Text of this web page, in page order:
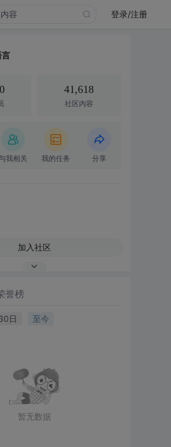
登录/注册
言
41,618
社区内容
我相关 我的任务 分享
加入社区
誉榜
日 至今
暂无数据